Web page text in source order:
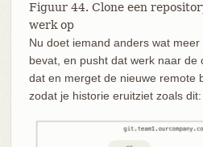
Figuur 44. Clone een
werk op
Nu doet iemand anders wat
bevat, en pusht dat werk naar de
dat en merget de nieuwe remote
zodat je historie eruitziet zoals dit: